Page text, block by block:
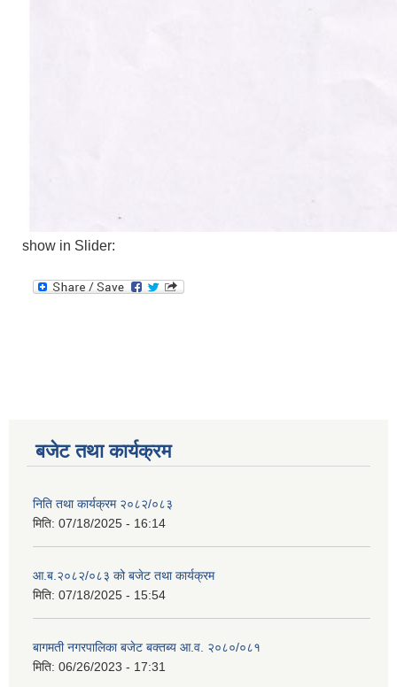
show in Slider:
बजेट तथा कार्यक्रम
निति तथा कार्यक्रम २०८२/०८३
मिति: 07/18/2025 - 16:14
आ.ब.२०८२/०८३ को बजेट तथा कार्यक्रम
मिति: 07/18/2025 - 15:54
बागमती नगरपालिका बजेट बक्तब्य आ.व. २०८०/०८१
मिति: 06/26/2023 - 17:31